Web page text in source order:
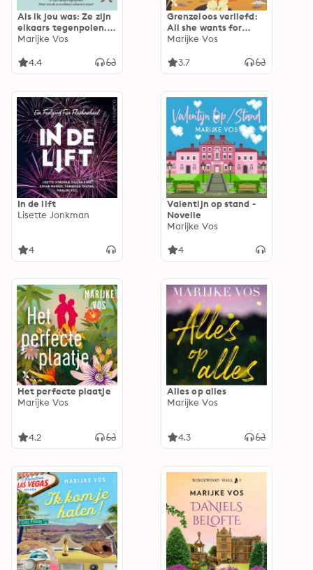
Als ik jou was: Ze zijn
elkaars tegenpolen.
Maar wat als ze in
staan?
Marijke Vos
4.4
Grenzeloos verliefd:
All she wants for
Christmas… is haar
Marijke Vos
3.7
In de lift
Lisette Jonkman
4
Valentijn op stand -
Novelle
Marijke Vos
4
Het perfecte plaatje
Marijke Vos
4.2
Alles op alles
Marijke Vos
4.3